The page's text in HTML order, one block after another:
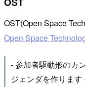
OST(Open Space
Open Space
- 参加者駆動形のカ
ジェンダを作りま